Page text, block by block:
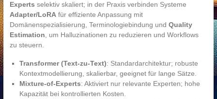
Experts selektiv skaliert; in der Praxis verbinden Systeme
Adapter/LoRAfür effiziente Anpassung mit
Domänenspezialisierung, Terminologiebindung und Quality
Estimation , um Halluzinationen zu reduzieren und Workflows
zu steuern.
Transformer (Text-zu-Text): Standardarchitektur; robuste
Kontextmodellierung, skalierbar, geeignet für lange Sätze.
Mixture-of-Experts: Aktiviert nur relevante Experten; hohe
Kapazität bei kontrollierten Kosten.